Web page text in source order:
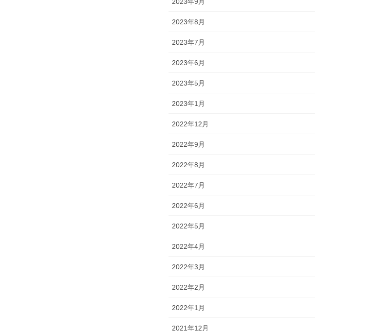
2023年8月
2023年7月
2023年6月
2023年5月
2023年1月
2022年12月
2022年9月
2022年8月
2022年7月
2022年6月
2022年5月
2022年4月
2022年3月
2022年2月
2022年1月
2021年12月